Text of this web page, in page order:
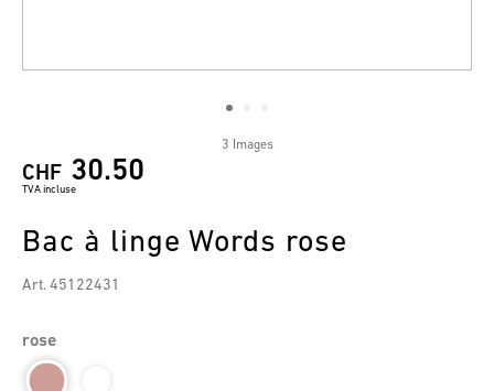
3 Images
CHF 30.50
TVA incluse
Bac à linge Words rose
Art. 45122431
rose